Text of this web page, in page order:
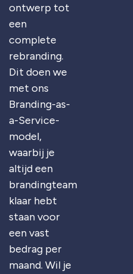
ontwerp tot
een
complete
rebranding.
Dit doen we
met ons
Branding-as-
a-Service-
model,
waarbij je
altijd een
brandingteam
klaar hebt
staan voor
een vast
bedrag per
maand. Wil je